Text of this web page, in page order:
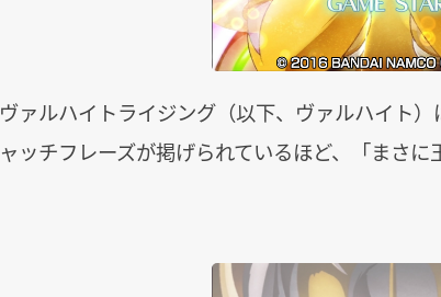
ヴァルハイトライジング（以下、ヴァルハイト）
ャッチフレーズが掲げられているほど、「まさに